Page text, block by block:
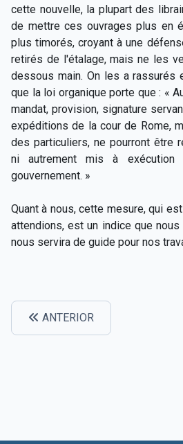
cette nouvelle, la plupart des
de mettre ces ouvrages plus en
plus timorés, croyant à une
retirés de l'étalage, mais ne les
dessous main. On les a rassurés
que la loi organique porte que : «
mandat, provision, signature
expéditions de la cour de Rome,
des particuliers, ne pourront être
ni autrement mis à exécution
gouvernement. »
Quant à nous, cette mesure, qui
attendions, est un indice que
nous servira de guide pour nos
ANTERIOR